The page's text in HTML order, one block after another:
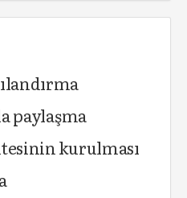
paylaşma
kurulması